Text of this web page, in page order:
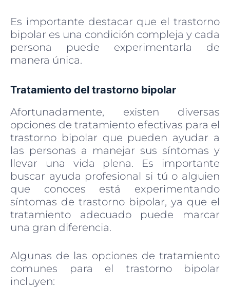
Es importante destacar que el trastorno
bipolar es una condición compleja y cada
persona puede experimentarla de
manera única.
Tratamiento del trastorno bipolar
Afortunadamente, existen diversas
opciones de tratamiento efectivas para el
trastorno bipolar que pueden ayudar a
las personas a manejar sus síntomas y
llevar una vida plena. Es importante
buscar ayuda profesional si tú o alguien
que conoces está experimentando
síntomas de trastorno bipolar, ya que el
tratamiento adecuado puede marcar
una gran diferencia.
Algunas de las opciones de tratamiento
comunes para el trastorno bipolar
incluyen: